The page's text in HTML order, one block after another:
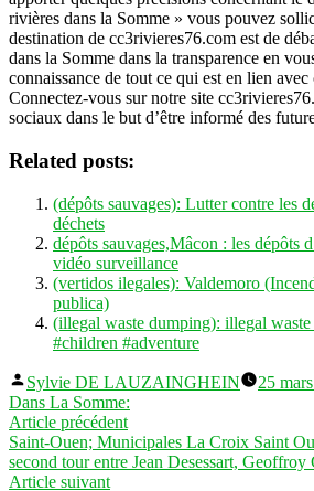
rivières dans la Somme » vous pouvez
destination de cc3rivieres76.com est de
dans la Somme dans la transparence en
connaissance de tout ce qui est en lien
Connectez-vous sur notre site
sociaux dans le but d’être informé des
Related posts:
(dépôts sauvages): Lutter contre les
déchets
dépôts sauvages,Mâcon : les dépôts
vidéo surveillance
(vertidos ilegales): Valdemoro
publica)
(illegal waste dumping): illegal
#children #adventure
Publié
par
Sylvie DE LAUZAINGHEIN 25
Dans La Somme:
Navigation
de
l’article
Article précédentArticle
précédent :
Saint-Ouen; Municipales La Croix Saint
second tour entre Jean Desessart,
Article suivantArticle